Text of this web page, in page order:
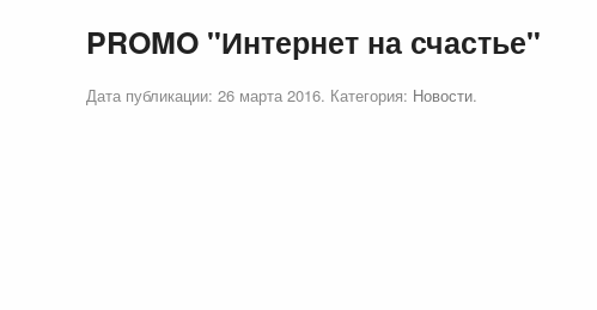
PROMO "Интернет на счастье"
Дата публикации: 26 марта 2016. Категория: Новости.